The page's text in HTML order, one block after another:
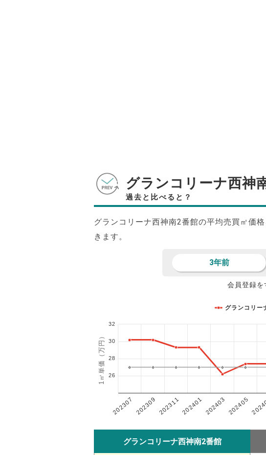
グランコリーナ西神
過去と比べると？
グランコリーナ西神南2番館の平均売買㎡価
きます。
3年前
会員登録を
1㎡単価（万円）
グランコリー
202307 202309 202311202401202403 202405
26
28
30
32
グランコリーナ西神南2番館